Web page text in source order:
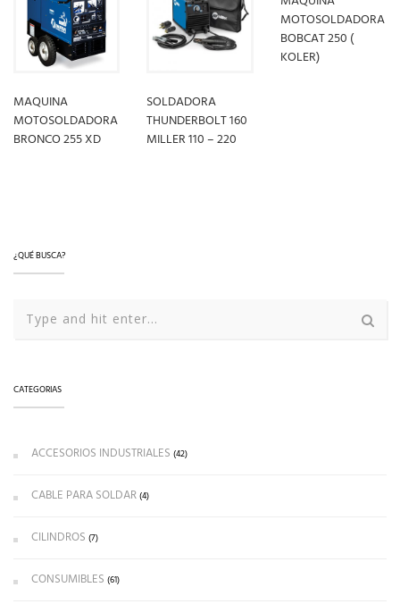
MAQUINA
MOTOSOLDADORA
BRONCO 255 XD
SOLDADORA
THUNDERBOLT 160
MILLER 110 – 220
MOTOSOLDADORA
BOBCAT 250 (
KOLER)
¿QUÉ BUSCA?
CATEGORIAS
ACCESORIOS INDUSTRIALES (42)
CABLE PARA SOLDAR(4)
CILINDROS (7)
CONSUMIBLES (61)